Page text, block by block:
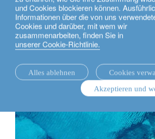
und Cookies blockieren können.
Informationen über die von uns
Cookies und darüber, mit wem wir
zusammenarbeiten, finden Sie in
unserer Cookie-Richtlinie.
Alles ablehnen
Cookies
Akzeptieren und
Deutsch